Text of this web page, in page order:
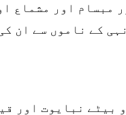
مبسام اور مشماع
کے ناموں سے ان
نبایوت اور